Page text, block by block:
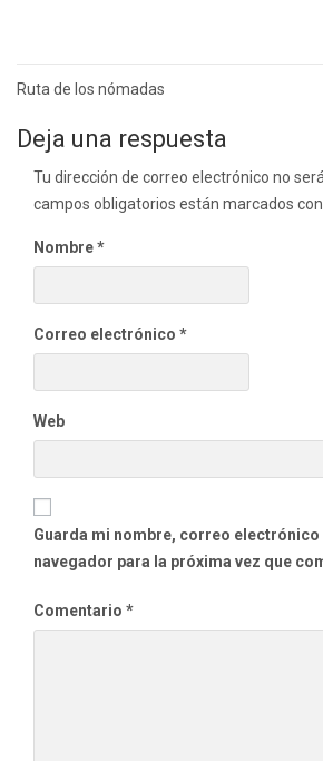
Navegación
entradas
Ruta de los nómadas
Deja una respuesta
Tu dirección de correo electrónico no
campos obligatorios están marcados con
Nombre*
Correo electrónico *
Web
Guarda mi nombre, correo electrónico
navegador para la próxima vez que
Comentario *